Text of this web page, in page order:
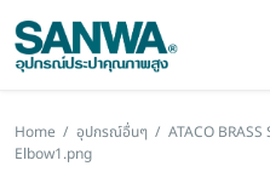
Home / อุปกรณ์อื่นๆ / ATACO BRASS
Elbow1.png